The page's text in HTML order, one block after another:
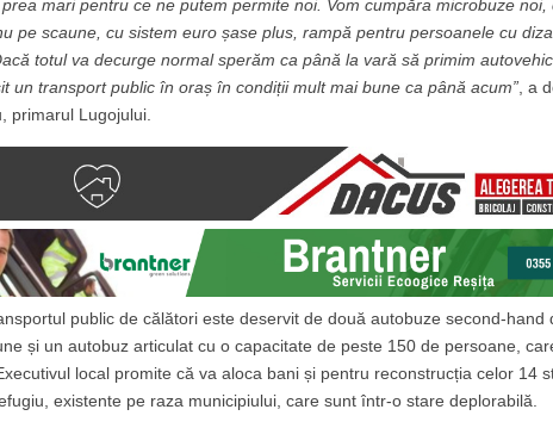
mari pentru ce ne putem permite noi. Vom cumpăra microbuze noi,
pe scaune, cu sistem euro șase plus, rampă pentru persoanele cu
totul va decurge normal sperăm ca până la vară să primim
un transport public în oraș în condiții mult mai bune ca până acum” , a
primarul Lugojului.
public de călători este deservit de două autobuze second-hand
și un autobuz articulat cu o capacitate de peste 150 de persoane,
local promite că va aloca bani și pentru reconstrucția celor 14
existente pe raza municipiului, care sunt într-o stare deplorabilă.